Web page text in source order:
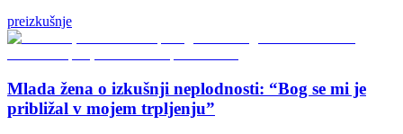
preizkušnje
Mlada žena o izkušnji neplodnosti: “Bog se mi je
približal v mojem trpljenju”